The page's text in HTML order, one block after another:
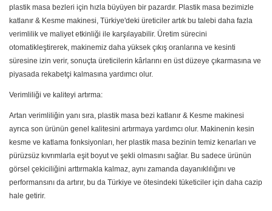
plastik masa bezleri için hızla büyüyen bir pazardır. Plastik masa bezimizle
katlanır & Kesme makinesi, Türkiye'deki üreticiler artık bu talebi daha fazla
verimlilik ve maliyet etkinliği ile karşılayabilir. Üretim sürecini
otomatikleştirerek, makinemiz daha yüksek çıkış oranlarına ve kesinti
süresine izin verir, sonuçta üreticilerin kârlarını en üst düzeye çıkarmasına ve
piyasada rekabetçi kalmasına yardımcı olur.
Verimliliği ve kaliteyi artırma:
Artan verimliliğin yanı sıra, plastik masa bezi katlanır & Kesme makinesi
ayrıca son ürünün genel kalitesini artırmaya yardımcı olur. Makinenin kesin
kesme ve katlama fonksiyonları, her plastik masa bezinin temiz kenarları ve
pürüzsüz kıvrımlarla eşit boyut ve şekli olmasını sağlar. Bu sadece ürünün
görsel çekiciliğini arttırmakla kalmaz, aynı zamanda dayanıklılığını ve
performansını da artırır, bu da Türkiye ve ötesindeki tüketiciler için daha cazip
hale getirir.